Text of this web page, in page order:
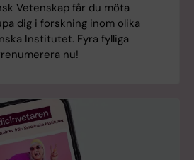
Vetenskap får du möta
dig i forskning inom olika
Institutet. Fyra fylliga
nu!